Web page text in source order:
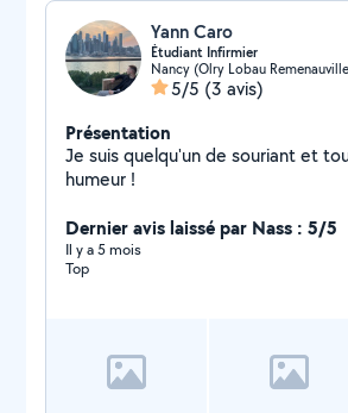
Yann Caro
Étudiant Infirmier
Nancy (Olry Lobau
5/5 (3 avis)
Présentation
Je suis quelqu'un de souriant et
humeur !
Dernier avis laissé par Nass : 5/5
Il y a 5 mois
Top